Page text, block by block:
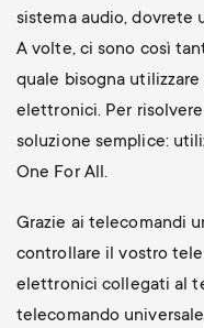
sistema audio, dovrete
A volte, ci sono così
quale bisogna
elettronici. Per
soluzione semplice:
One For All.
Grazie ai telecomandi
controllare il vostro
elettronici collegati al
telecomando